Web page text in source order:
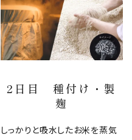
2日目 種付け・製
麹
しっかりと吸水したお米を蒸気